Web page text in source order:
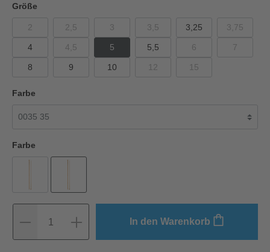
Größe
2 2,5 3 3,5 3,25 3,75
4 4,5 5 5,5 6 7
8 9 10 12 15
Farbe
Farbe
1 In den Warenkorb